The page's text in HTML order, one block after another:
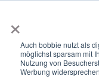
×
Auch bobbie nutzt als
möglichst sparsam mit
Nutzung von
Werbung
Guss